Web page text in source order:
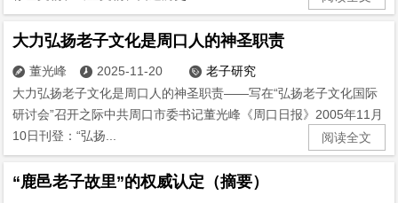
大力弘扬老子文化是周口人的神圣职责
 董光峰  2025-11-20  老子研究
大力弘扬老子文化是周口人的神圣职责——写在“弘扬老子文化国际
研讨会”召开之际中共周口市委书记董光峰《周口日报》2005年11月
10日刊登：“弘扬...
阅读全文
“鹿邑老子故里”的权威认定（摘要）